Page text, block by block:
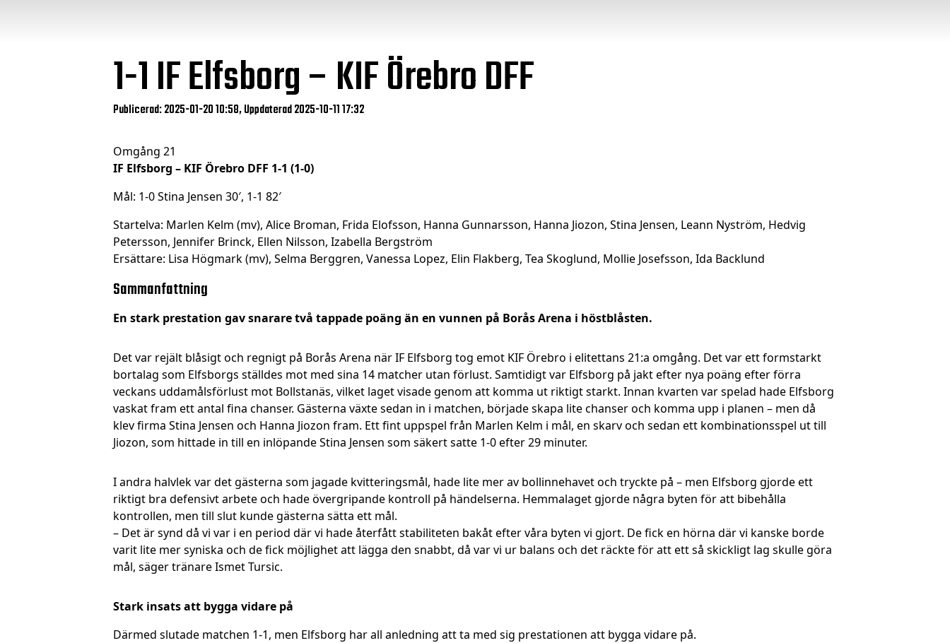
1-1IF Elfsborg – KIF Örebro DFF
Publicerad: 2025-01-20 10:58, Uppdaterad 2025-10-11 17:32
Omgång 21
IF Elfsborg – KIF Örebro DFF 1-1 (1-0)
Mål: 1-0 Stina Jensen 30′, 1-1 82′
Startelva: Marlen Kelm (mv), Alice Broman, Frida Elofsson, Hanna Gunnarsson, Hanna Jiozon, Stina Jensen, Leann Nyström, Hedvig
Petersson, Jennifer Brinck, Ellen Nilsson, Izabella Bergström
Ersättare: Lisa Högmark (mv), Selma Berggren, Vanessa Lopez, Elin Flakberg, Tea Skoglund, Mollie Josefsson, Ida Backlund
Sammanfattning
En stark prestation gav snarare två tappade poäng än en vunnen på Borås Arena i höstblåsten.
Det var rejält blåsigt och regnigt på Borås Arena när IF Elfsborg tog emot KIF Örebro i elitettans 21:a omgång. Det var ett formstarkt
bortalag som Elfsborgs ställdes mot med sina 14 matcher utan förlust. Samtidigt var Elfsborg på jakt efter nya poäng efter förra
veckans uddamålsförlust mot Bollstanäs, vilket laget visade genom att komma ut riktigt starkt. Innan kvarten var spelad hade Elfsborg
vaskat fram ett antal fina chanser. Gästerna växte sedan in i matchen, började skapa lite chanser och komma upp i planen – men då
klev firma Stina Jensen och Hanna Jiozon fram. Ett fint uppspel från Marlen Kelm i mål, en skarv och sedan ett kombinationsspel ut till
Jiozon, som hittade in till en inlöpande Stina Jensen som säkert satte 1-0 efter 29 minuter.
I andra halvlek var det gästerna som jagade kvitteringsmål, hade lite mer av bollinnehavet och tryckte på – men Elfsborg gjorde ett
riktigt bra defensivt arbete och hade övergripande kontroll på händelserna. Hemmalaget gjorde några byten för att bibehålla
kontrollen, men till slut kunde gästerna sätta ett mål.
– Det är synd då vi var i en period där vi hade återfått stabiliteten bakåt efter våra byten vi gjort. De fick en hörna där vi kanske borde
varit lite mer syniska och de fick möjlighet att lägga den snabbt, då var vi ur balans och det räckte för att ett så skickligt lag skulle göra
mål, säger tränare Ismet Tursic.
Stark insats att bygga vidare på
Därmed slutade matchen 1-1, men Elfsborg har all anledning att ta med sig prestationen att bygga vidare på.